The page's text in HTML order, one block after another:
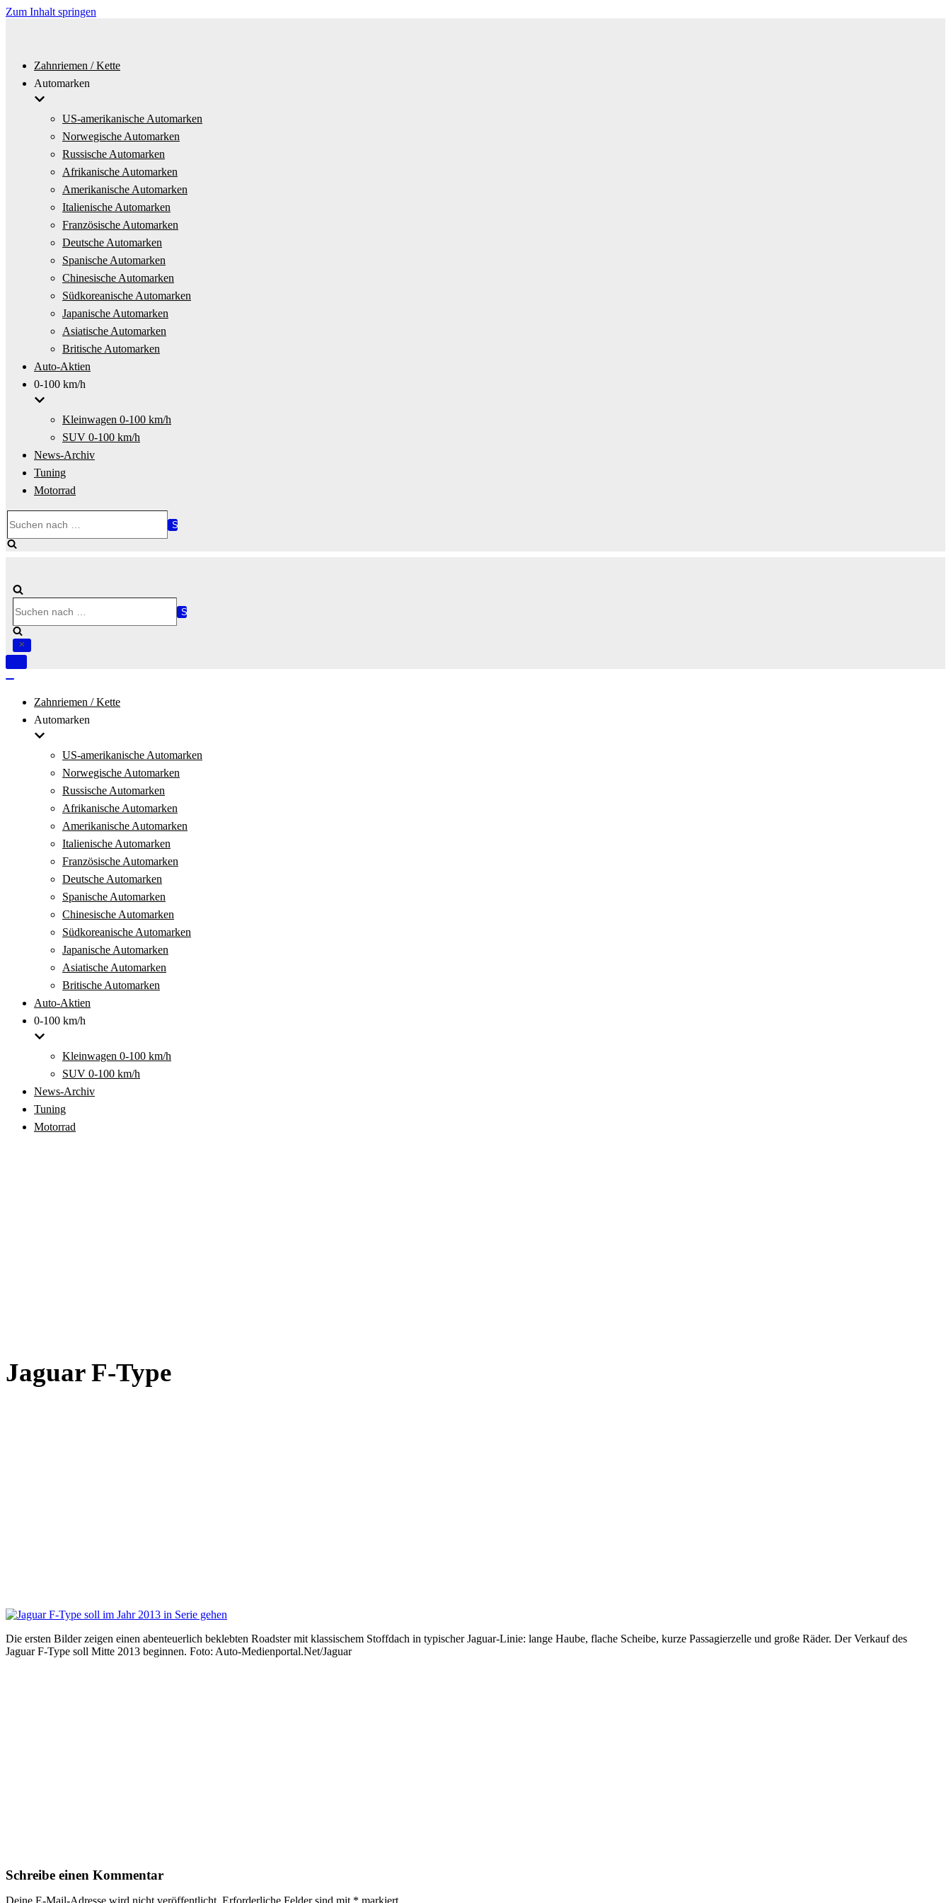
Zum Inhalt springen
Zahnriemen / Kette
Automarken
US-amerikanische Automarken
Norwegische Automarken
Russische Automarken
Afrikanische Automarken
Amerikanische Automarken
Italienische Automarken
Französische Automarken
Deutsche Automarken
Spanische Automarken
Chinesische Automarken
Südkoreanische Automarken
Japanische Automarken
Asiatische Automarken
Britische Automarken
Auto-Aktien
0-100 km/h
Kleinwagen 0-100 km/h
SUV 0-100 km/h
News-Archiv
Tuning
Motorrad
nach …
nach …
Navigation
Zahnriemen / Kette
Automarken
US-amerikanische Automarken
Norwegische Automarken
Russische Automarken
Afrikanische Automarken
Amerikanische Automarken
Italienische Automarken
Französische Automarken
Deutsche Automarken
Spanische Automarken
Chinesische Automarken
Südkoreanische Automarken
Japanische Automarken
Asiatische Automarken
Britische Automarken
Auto-Aktien
0-100 km/h
Kleinwagen 0-100 km/h
SUV 0-100 km/h
News-Archiv
Tuning
Motorrad
Jaguar F-Type
Die ersten Bilder zeigen einen abenteuerlich beklebten Roadster mit klassischem Stoffdach in typischer Jaguar-Linie: lange Haube, flache Scheibe, kurze Passagierzelle und große Räder. Der Verkauf des
Jaguar F-Type soll Mitte 2013 beginnen. Foto: Auto-Medienportal.Net/Jaguar
Schreibe einen Kommentar
Deine E-Mail-Adresse wird nicht veröffentlicht. Erforderliche Felder sind mit * markiert